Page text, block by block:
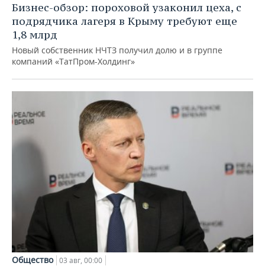
Бизнес-обзор: пороховой узаконил цеха, с
подрядчика лагеря в Крыму требуют еще
1,8 млрд
Новый собственник НЧТЗ получил долю и в группе
компаний «ТатПром-Холдинг»
Общество 03 авг, 00:00